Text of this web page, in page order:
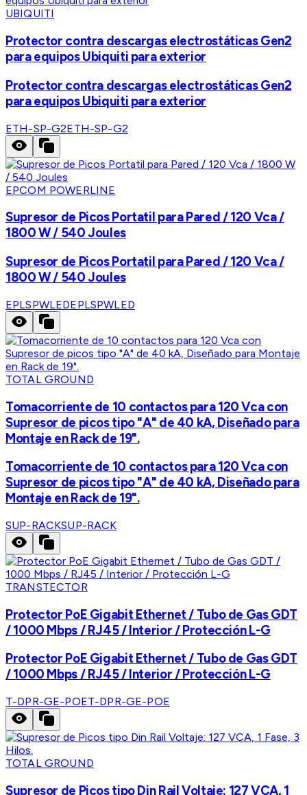
UBIQUITI
Protector contra descargas electrostáticas Gen2
para equipos Ubiquiti para exterior
Protector contra descargas electrostáticas Gen2
para equipos Ubiquiti para exterior
ETH-SP-G2ETH-SP-G2
EPCOM POWERLINE
Supresor de Picos Portatil para Pared / 120 Vca /
1800 W / 540 Joules
Supresor de Picos Portatil para Pared / 120 Vca /
1800 W / 540 Joules
EPLSPWLEDEPLSPWLED
TOTAL GROUND
Tomacorriente de 10 contactos para 120 Vca con
Supresor de picos tipo "A" de 40 kA, Diseñado para
Montaje en Rack de 19".
Tomacorriente de 10 contactos para 120 Vca con
Supresor de picos tipo "A" de 40 kA, Diseñado para
Montaje en Rack de 19".
SUP-RACKSUP-RACK
TRANSTECTOR
Protector PoE Gigabit Ethernet / Tubo de Gas GDT
/ 1000 Mbps / RJ45 / Interior / Protección L-G
Protector PoE Gigabit Ethernet / Tubo de Gas GDT
/ 1000 Mbps / RJ45 / Interior / Protección L-G
T-DPR-GE-POET-DPR-GE-POE
TOTAL GROUND
Supresor de Picos tipo Din Rail Voltaje: 127 VCA, 1